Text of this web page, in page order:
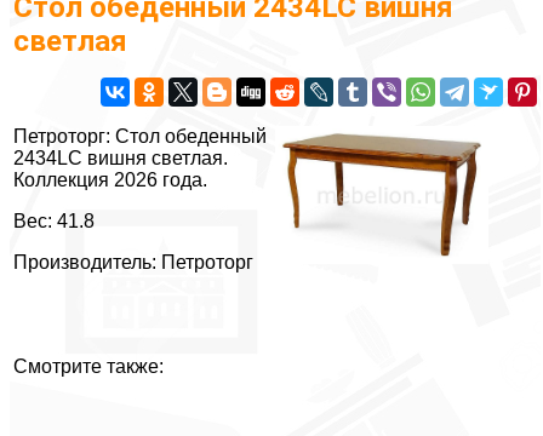
Стол обеденный 2434LC вишня
светлая
Петроторг: Стол обеденный
2434LC вишня светлая.
Коллекция 2026 года.
Вес: 41.8
Производитель: Петроторг
Смотрите также: